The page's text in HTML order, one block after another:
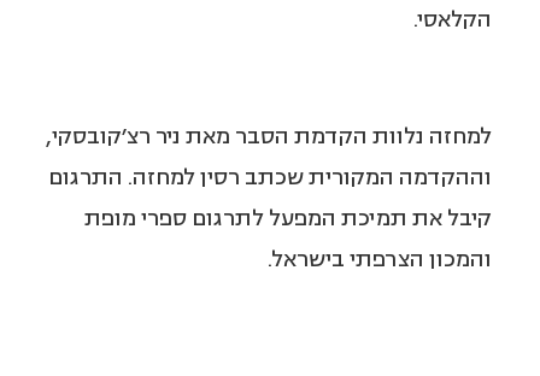
הקלאסי.
למחזה נלוות הקדמת הסבר מאת ניר רצ׳קובסקי,
וההקדמה המקורית שכתב רסין למחזה. התרגום
קיבל את תמיכת המפעל לתרגום ספרי מופת
והמכון הצרפתי בישראל.